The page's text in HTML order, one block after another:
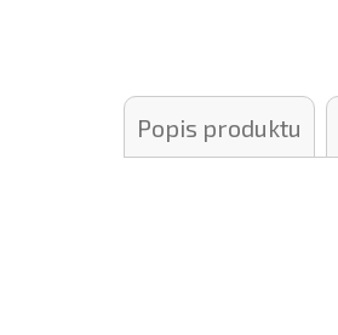
Popis produktu